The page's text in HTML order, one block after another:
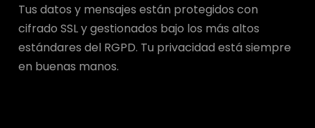
Tus datos y mensajes están protegidos con
cifrado SSL y gestionados bajo los más altos
estándares del RGPD. Tu privacidad está siempre
en buenas manos.